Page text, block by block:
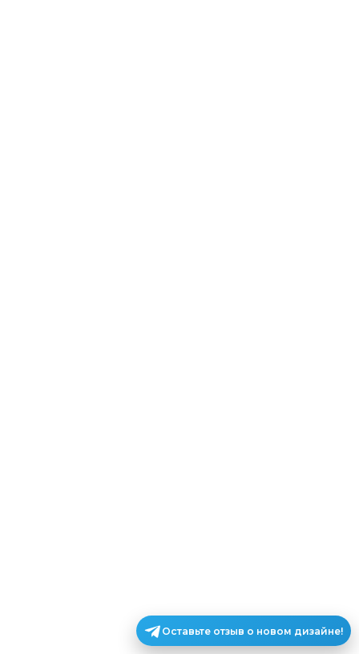
Оставьте отзыв о новом дизайне!